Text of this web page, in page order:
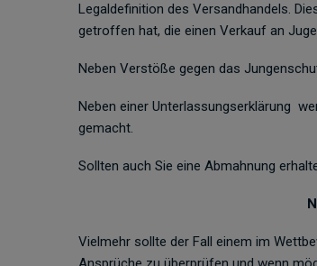
Legaldefinition des Versandhandels.
getroffen hat, die einen Verkauf an
Neben Verstöße gegen das
Neben einer Unterlassungserklärung
gemacht.
Sollten auch Sie eine Abmahnung
Vielmehr sollte der Fall einem im